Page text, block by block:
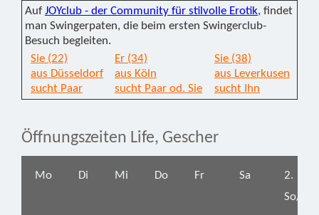
Auf JOYclub - der Community für stilvolle Erotik, findet
man Swingerpaten, die beim ersten Swingerclub-
Besuch begleiten.
Sie (22)
aus Düsseldorf
sucht Paar
Er (34)
aus Köln
sucht Paar od. Sie
Sie (38)
aus Leverkusen
sucht Ihn
Öffnungszeiten Life, Gescher
Mo Di Mi Do Fr Sa
2.
So/Mo